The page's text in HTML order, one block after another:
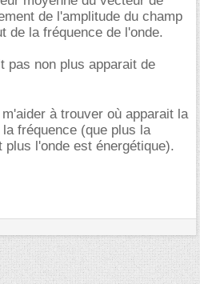
de l'amplitude du champ
de la fréquence de l'onde.
pas non plus apparait de
à trouver où apparait la
fréquence (que plus la
l'onde est énergétique).